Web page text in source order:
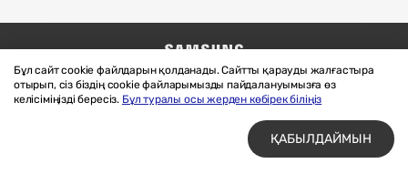
Бұл сайт cookie файлдарын қолданады. Сайтты қарауды жалғастыра
отырып, сіз біздің cookie файларымызды пайдалануымызға өз
келісіміңізді бересіз. Бұл туралы осы жерден көбірек біліңіз
ҚАБЫЛДАЙМЫН
Бізге жазыңыз
SAMSUNG.COM
Материалдарды пайдалану шарттары